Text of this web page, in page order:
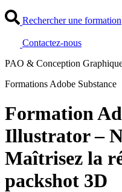
Rechercher une formation
Contactez-nous
PAO & Conception
Formations Adobe Substance
Formation
Illustrator –
Maîtrisez la
packshot 3D